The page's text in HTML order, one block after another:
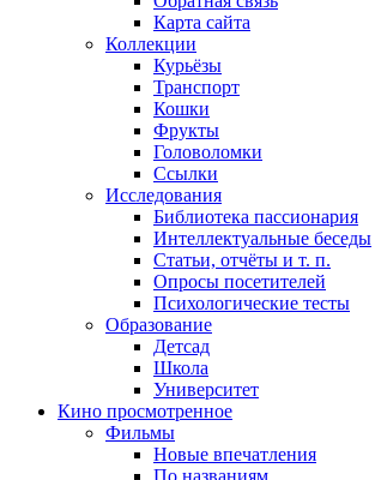
Карта сайта
Коллекции
Курьёзы
Транспорт
Кошки
Фрукты
Головоломки
Ссылки
Исследования
Библиотека пассионария
Интеллектуальные беседы
Статьи, отчёты и т. п.
Опросы посетителей
Психологические тесты
Образование
Детсад
Школа
Университет
Кино просмотренное
Фильмы
Новые впечатления
По названиям